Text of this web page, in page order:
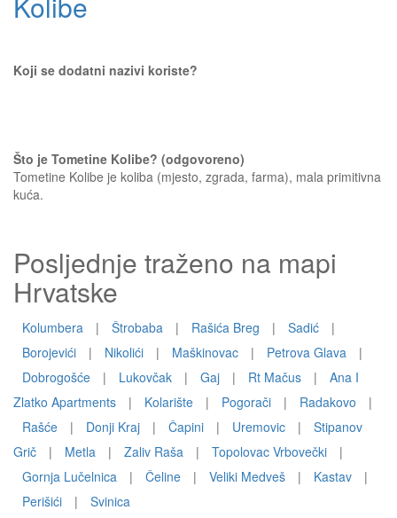
Koji se dodatni nazivi koriste?
Što je Tometine Kolibe? (odgovoreno)
Tometine Kolibe je koliba (mjesto, zgrada, farma), mala primitivna
kuća.
Posljednje traženo na mapi
Hrvatske
Kolumbera | Štrobaba | Rašića Breg | Sadić
|
Borojevići
| Nikolići | Maškinovac | Petrova Glava
|
Dobrogošće
| Lukovčak | Gaj | Rt Mačus |
Ana I
Zlatko Apartments
| Kolarište | Pogorači | Radakovo
|
Rašće
| Donji Kraj | Čapini | Uremovic |
Stipanov
Grič
| Metla | Zaliv Raša | Topolovac Vrbovečki
|
Gornja Lučelnica
| Čeline | Veliki Medveš | Kastav
|
Perišići
| Svinica